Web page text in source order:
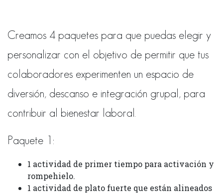
Creamos 4 paquetes para que puedas elegir y
personalizar con el objetivo de permitir que tus
colaboradores experimenten un espacio de
diversión, descanso e integración grupal, para
contribuir al bienestar laboral.
Paquete 1:
1 actividad de primer tiempo para activación y
rompehielo.
1 actividad de plato fuerte que están alineados